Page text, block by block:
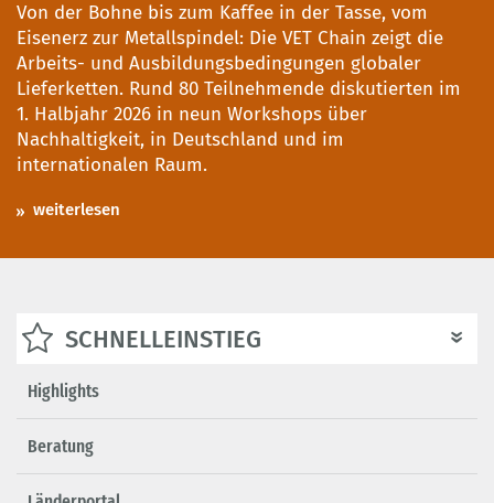
Von der Bohne bis zum Kaffee in der Tasse, vom
Eisenerz zur Metallspindel: Die VET Chain zeigt die
Arbeits- und Ausbildungsbedingungen globaler
Lieferketten. Rund 80 Teilnehmende diskutierten im
1. Halbjahr 2026 in neun Workshops über
Nachhaltigkeit, in Deutschland und im
internationalen Raum.
weiterlesen
SCHNELLEINSTIEG
Highlights
Beratung